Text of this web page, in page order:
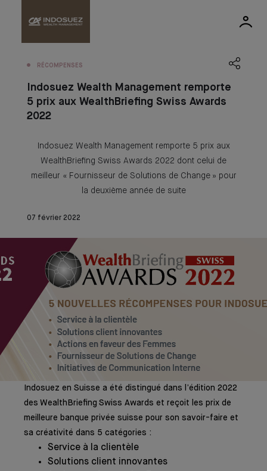
RÉCOMPENSES
Indosuez Wealth Management remporte
5 prix aux WealthBriefing Swiss Awards
2022
Indosuez Wealth Management remporte 5 prix aux
WealthBriefing Swiss Awards 2022 dont celui de
meilleur « Fournisseur de Solutions de Change » pour
la deuxième année de suite
07 février 2022
Indosuez en Suisse a été distingué dans l’édition 2022
des WealthBriefing Swiss Awards et reçoit les prix de
meilleure banque privée suisse pour son savoir-faire et
sa créativité dans 5 catégories :
Service à la clientèle
Solutions client innovantes